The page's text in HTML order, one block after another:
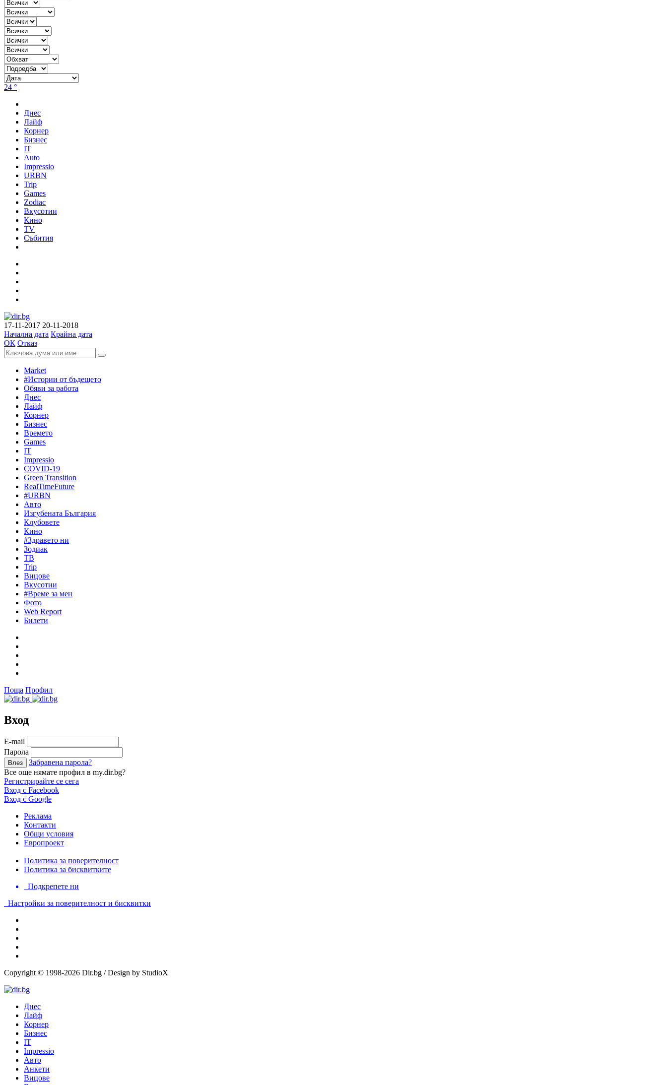
24 °
Днес
Лайф
Корнер
Бизнес
IT
Auto
Impressio
URBN
Trip
Games
Zodiac
Вкусотии
Кино
TV
Събития
17-11-2017 20-11-2018
Начална дата Крайна дата
ОК Отказ
Market
#Истории от бъдещето
Обяви за работа
Днес
Лайф
Корнер
Бизнес
Времето
Games
IT
Impressio
COVID-19
Green Transition
RealTimeFuture
#URBN
Авто
Изгубената България
Клубовете
Кино
#Здравето ни
Зодиак
ТВ
Trip
Вицове
Вкусотии
#Време за мен
Фото
Web Report
Билети
Поща Профил
Вход
Е-mail
Парола
Забравена парола?
Все още нямате профил в my.dir.bg?
Регистрирайте се сега
Вход с Facebook
Вход с Google
Реклама
Контакти
Общи условия
Европроект
Политика за поверителност
Политика за бисквитките
Подкрепете ни
Настройки за поверителност и бисквитки
Copyright © 1998-2026 Dir.bg / Design by StudioX
Днес
Лайф
Корнер
Бизнес
IT
Impressio
Авто
Анкети
Вицове